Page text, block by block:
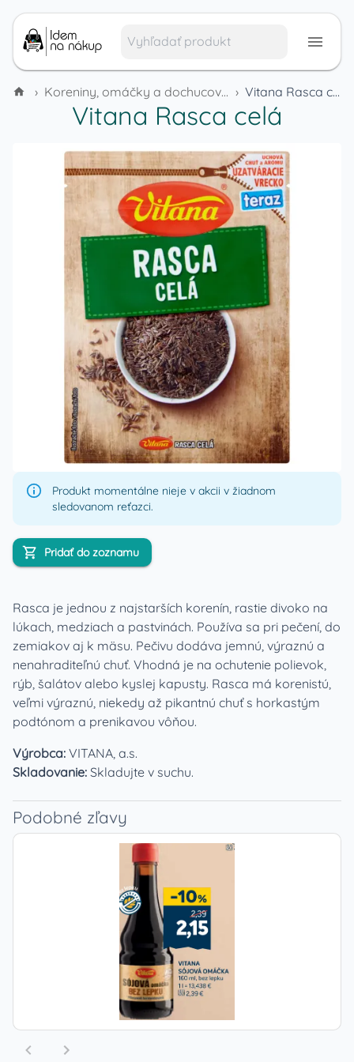
› Koreniny, omáčky a dochucovadlá › Vitana Rasca celá
Vitana Rasca celá
Produkt momentálne nieje v akcii v žiadnom
sledovanom reťazci.
Pridať do zoznamu
Rasca je jednou z najstarších korenín, rastie divoko na
lúkach, medziach a pastvinách. Používa sa pri pečení, do
zemiakov aj k mäsu. Pečivu dodáva jemnú, výraznú a
nenahraditeľnú chuť. Vhodná je na ochutenie polievok,
rýb, šalátov alebo kyslej kapusty. Rasca má korenistú,
veľmi výraznú, niekedy až pikantnú chuť s horkastým
podtónom a prenikavou vôňou.
Výrobca: VITANA, a.s.
Skladovanie: Skladujte v suchu.
Podobné zľavy